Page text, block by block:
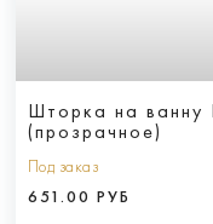
Шторка на ванну
(прозрачное)
Под заказ
651.00 РУБ